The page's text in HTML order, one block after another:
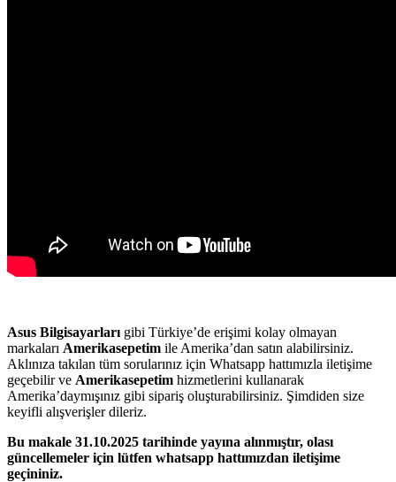
Asus Bilgisayarları gibi Türkiye’de erişimi kolay olmayan
markaları Amerikasepetim ile Amerika’dan satın alabilirsiniz.
Aklınıza takılan tüm sorularınız için Whatsapp hattımızla iletişime
geçebilir ve Amerikasepetim hizmetlerini kullanarak
Amerika’daymışınız gibi sipariş oluşturabilirsiniz. Şimdiden size
keyifli alışverişler dileriz.
Bu makale 31.10.2025 tarihinde yayına alınmıştır, olası
güncellemeler için lütfen whatsapp hattımızdan iletişime
geçininiz.